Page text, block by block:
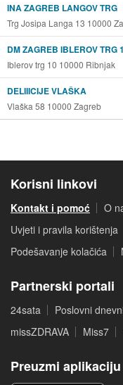
INA ZAGREB LANGOV TRG
Trg Josipa Langa 13 10000
DM ZAGREB IBLEROV TRG
Iblerov trg 10 10000 Ribnjak
DELIIICIJE VLAŠKA
Vlaška 58 10000 Zagreb
Korisni linkovi
Kontakt i pomoć O
Uvjeti i pravila korištenja
Podešavanje kolačića
Partnerski portali
24sata Poslovni
missZDRAVA
Miss7
Preuzmi aplikaciju